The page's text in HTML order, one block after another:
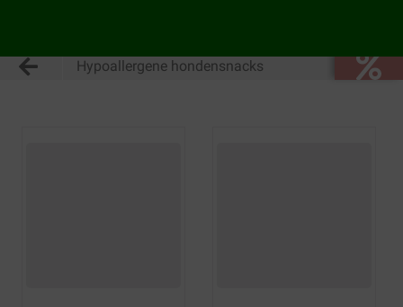
Hypoallergene hondensnacks